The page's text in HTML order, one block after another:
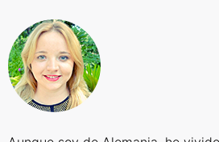
Encuentra una oficina
Sobre nosotros
Quiénes somos